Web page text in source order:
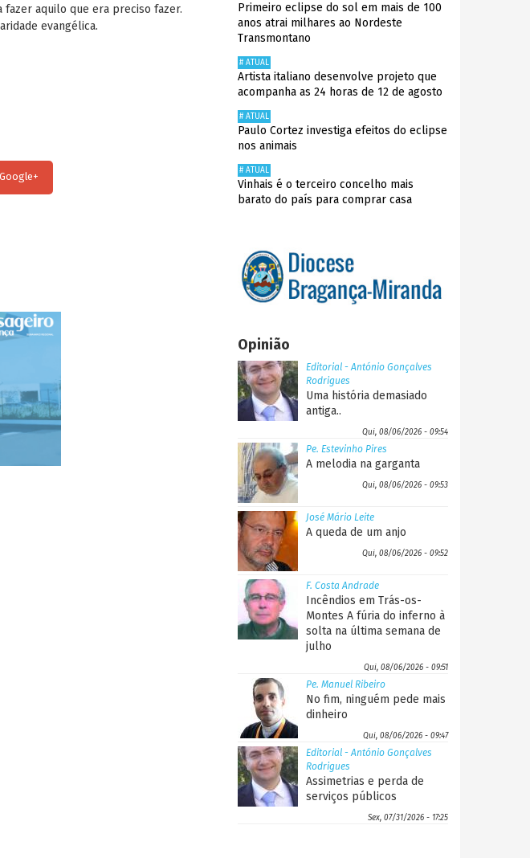
fazer aquilo que era preciso fazer.
evangélica.
Google+
Primeiro eclipse do sol em mais de 100
anos atrai milhares ao Nordeste
Transmontano
# ATUAL
Artista italiano desenvolve projeto que
acompanha as 24 horas de 12 de agosto
# ATUAL
Paulo Cortez investiga efeitos do eclipse
nos animais
# ATUAL
Vinhais é o terceiro concelho mais
barato do país para comprar casa
Opinião
Editorial - António Gonçalves
Rodrigues
Uma história demasiado
antiga..
Qui, 08/06/2026 - 09:54
Pe. Estevinho Pires
A melodia na garganta
Qui, 08/06/2026 - 09:53
José Mário Leite
A queda de um anjo
Qui, 08/06/2026 - 09:52
F. Costa Andrade
Incêndios em Trás-os-
Montes A fúria do inferno à
solta na última semana de
julho
Qui, 08/06/2026 - 09:51
Pe. Manuel Ribeiro
No fim, ninguém pede mais
dinheiro
Qui, 08/06/2026 - 09:47
Editorial - António Gonçalves
Rodrigues
Assimetrias e perda de
serviços públicos
Sex, 07/31/2026 - 17:25